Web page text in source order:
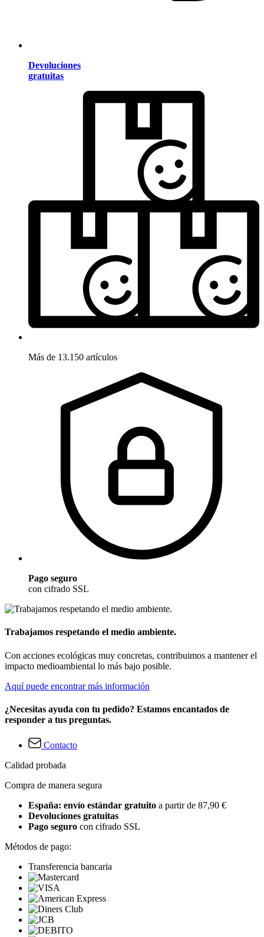
Devoluciones
gratuitas
Más de 13.150 artículos
Pago seguro
con cifrado SSL
Trabajamos respetando el medio ambiente.
Con acciones ecológicas muy concretas, contribuimos a mantener el
impacto medioambiental lo más bajo posible.
Aquí puede encontrar más información
¿Necesitas ayuda con tu pedido? Estamos encantados de
responder a tus preguntas.
Contacto
Calidad probada
Compra de manera segura
España: envío estándar gratuito a partir de 87,90 €
Devoluciones gratuitas
Pago seguro con cifrado SSL
Métodos de pago:
Transferencia bancaria